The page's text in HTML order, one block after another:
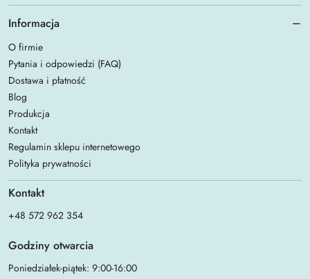
Informacja
O firmie
Pytania i odpowiedzi (FAQ)
Dostawa i płatność
Blog
Produkcja
Kontakt
Regulamin sklepu internetowego
Polityka prywatności
Kontakt
+48 572 962 354
Godziny otwarcia
Poniedziałek-piątek: 9:00-16:00